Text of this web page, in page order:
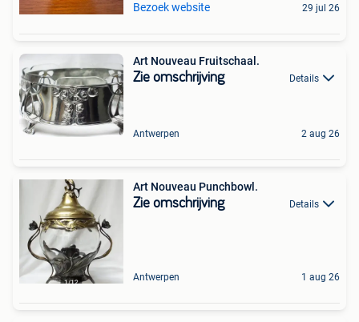
Bezoek website 29 jul 26
Art Nouveau Fruitschaal.
Zie omschrijving Details
Antwerpen 2 aug 26
Art Nouveau Punchbowl.
Zie omschrijving Details
Antwerpen 1 aug 26